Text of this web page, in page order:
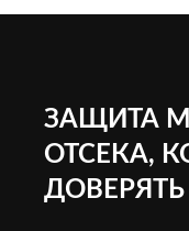
ЗАЩИТА
ОТСЕКА,
ДОВЕРЯТЬ